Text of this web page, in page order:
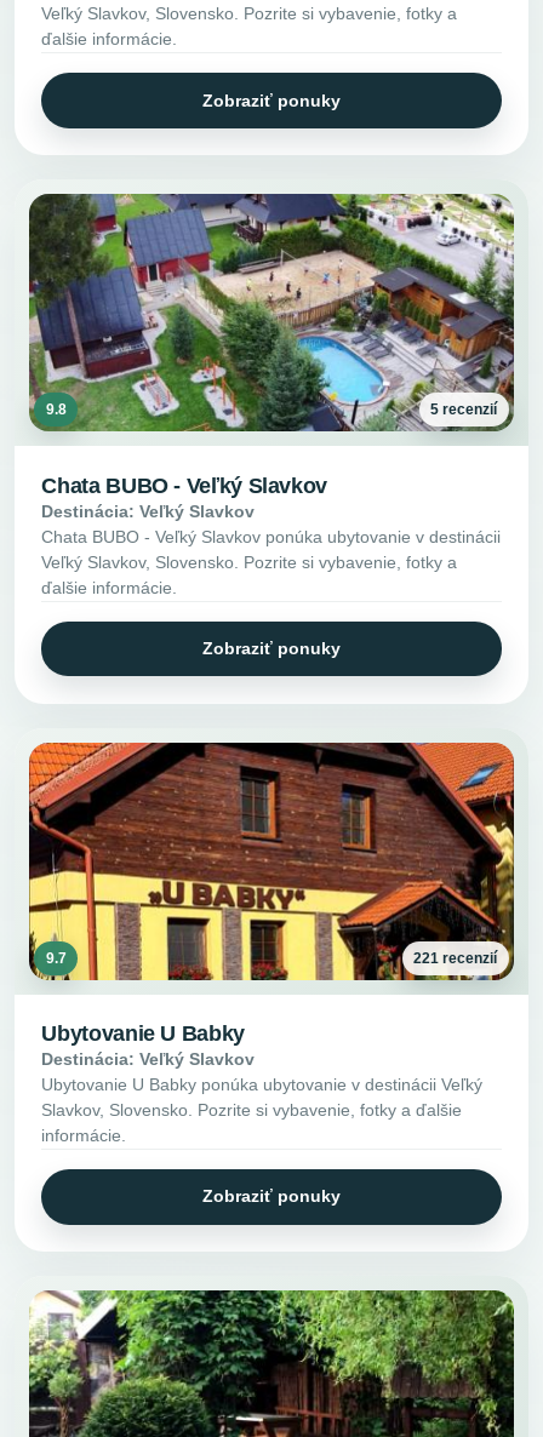
Veľký Slavkov, Slovensko. Pozrite si vybavenie, fotky a
ďalšie informácie.
Zobraziť ponuky
9.8 5 recenzií
Chata BUBO - Veľký Slavkov
Destinácia: Veľký Slavkov
Chata BUBO - Veľký Slavkov ponúka ubytovanie v destinácii
Veľký Slavkov, Slovensko. Pozrite si vybavenie, fotky a
ďalšie informácie.
Zobraziť ponuky
9.7 221 recenzií
Ubytovanie U Babky
Destinácia: Veľký Slavkov
Ubytovanie U Babky ponúka ubytovanie v destinácii Veľký
Slavkov, Slovensko. Pozrite si vybavenie, fotky a ďalšie
informácie.
Zobraziť ponuky